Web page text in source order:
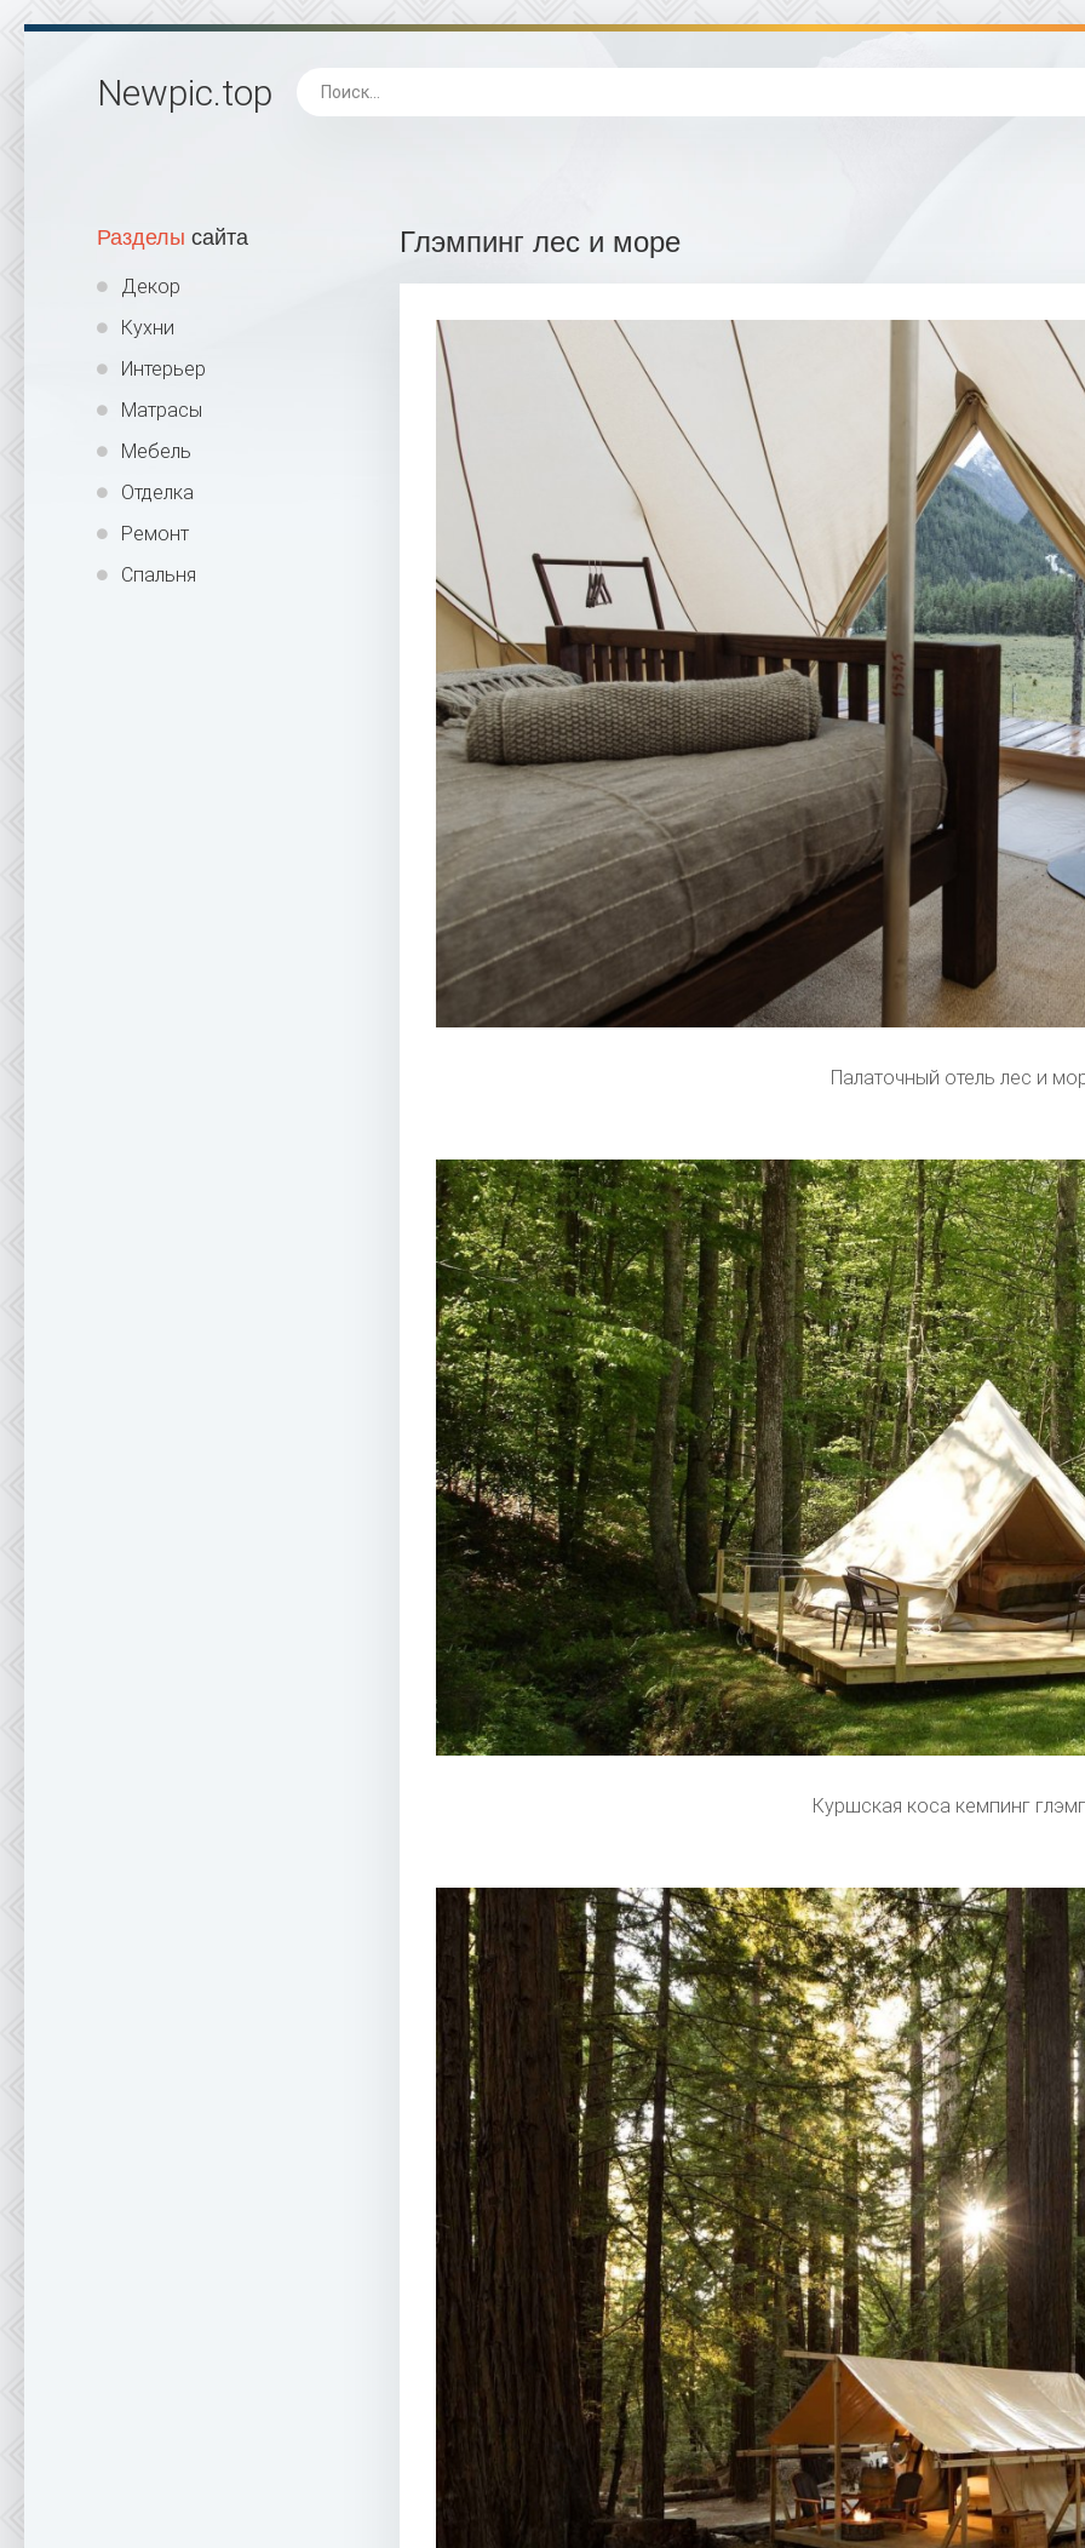
Newpic.top
Разделы сайта
Декор
Кухни
Интерьер
Матрасы
Мебель
Отделка
Ремонт
Спальня
Глэмпинг лес и море
Палаточный отель лес и
Куршская коса кемпинг